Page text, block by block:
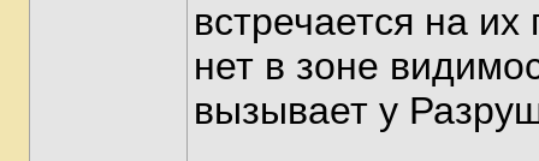
встречается на
нет в зоне
вызывает у